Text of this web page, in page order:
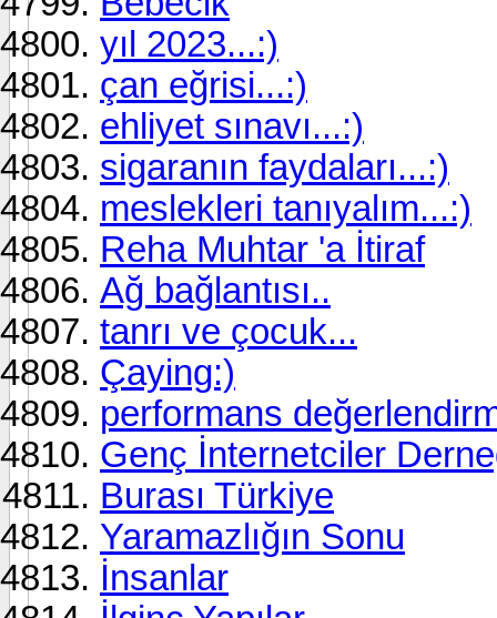
yıl 2023...:)
çan eğrisi...:)
ehliyet sınavı...:)
sigaranın faydaları...:)
meslekleri tanıyalım...:)
Reha Muhtar 'a İtiraf
Ağ bağlantısı..
tanrı ve çocuk...
Çaying:)
performans
Genç İnternetciler
Burası Türkiye
Yaramazlığın Sonu
İnsanlar